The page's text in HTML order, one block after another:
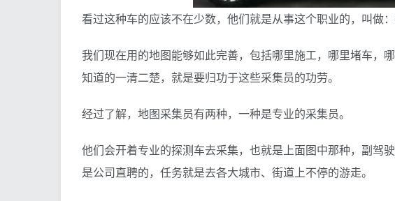
看过这种车的应该不在少数，他们就是从事这个职业的，叫做：
我们现在用的地图能够如此完善，包括哪里施工，哪里堵车，
知道的一清二楚，就是要归功于这些采集员的功劳。
经过了解，地图采集员有两种，一种是专业的采集员。
他们会开着专业的探测车去采集，也就是上面图中那种，副驾
是公司直聘的，任务就是去各大城市、街道上不停的游走。